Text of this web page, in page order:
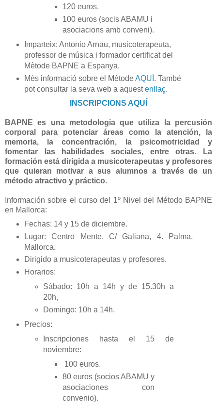
120 euros.
100 euros (socis ABAMU i
asociacions amb conveni).
Imparteix: Antonio Arnau, musicoterapeuta,
professor de música i formador certificat del
Mètode BAPNE a Espanya.
Més informació sobre el MètodeAQUÍ . També
pot consultar la seva web a aquestenllaç.
INSCRIPCIONS AQUÍ
BAPNE es una metodologia que utiliza la percusión
corporal para potenciar áreas como la atención, la
memoria, la concentración, la psicomotricidad y
fomentar las habilidades sociales, entre otras. La
formación está dirigida a musicoterapeutas y profesores
que quieran motivar a sus alumnos a través de un
método atractivo y práctico.
Información sobre el curso del 1º Nivel del Método BAPNE
en Mallorca:
Fechas: 14 y 15 de diciembre.
Lugar: Centro Mente. C/ Galiana, 4. Palma,
Mallorca.
Dirigido a musicoterapeutas y profesores.
Horarios:
Sábado: 10h a 14h y de 15.30h a
20h,
Domingo: 10h a 14h.
Precios:
Inscripciones hasta el 15 de
noviembre:
100 euros.
80 euros (socios ABAMU y
asociaciones con
convenio).